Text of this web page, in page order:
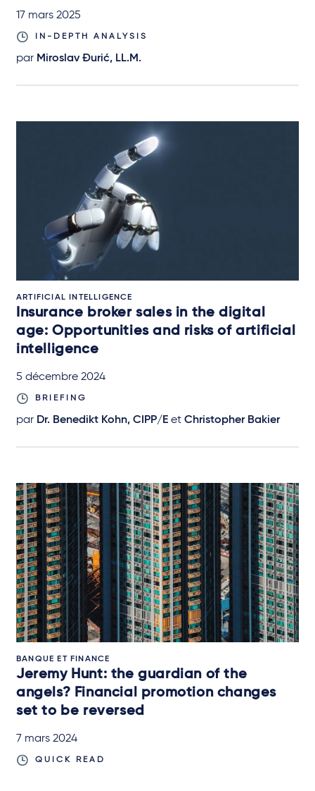
17 mars 2025
IN-DEPTH ANALYSIS
par Miroslav Đurić, LL.M.
ARTIFICIAL INTELLIGENCE
Insurance broker sales in the digital
age: Opportunities and risks of artificial
intelligence
5 décembre 2024
BRIEFING
par Dr. Benedikt Kohn, CIPP/E et Christopher Bakier
BANQUE ET FINANCE
Jeremy Hunt: the guardian of the
angels? Financial promotion changes
set to be reversed
7 mars 2024
QUICK READ